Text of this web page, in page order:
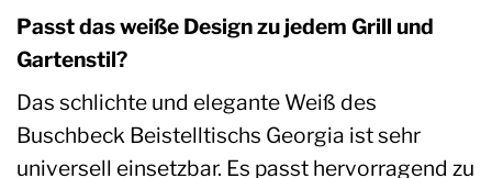
Passt das weiße Design zu jedem Grill und
Gartenstil?
Das schlichte und elegante Weiß des
Buschbeck Beistelltischs Georgia ist sehr
universell einsetzbar. Es passt hervorragend zu